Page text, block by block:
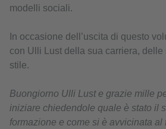
modelli sociali.
In occasione dell’uscita di questo
con Ulli Lust della sua carriera, delle
stile.
Buongiorno Ulli Lust e grazie mille
iniziare chiedendole quale è stato il
formazione e come si è avvicinata al